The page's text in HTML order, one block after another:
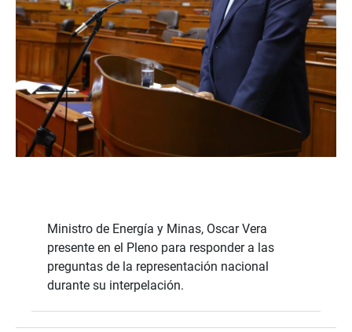
Ministro de Energía y Minas, Oscar Vera
presente en el Pleno para responder a las
preguntas de la representación nacional
durante su interpelación.